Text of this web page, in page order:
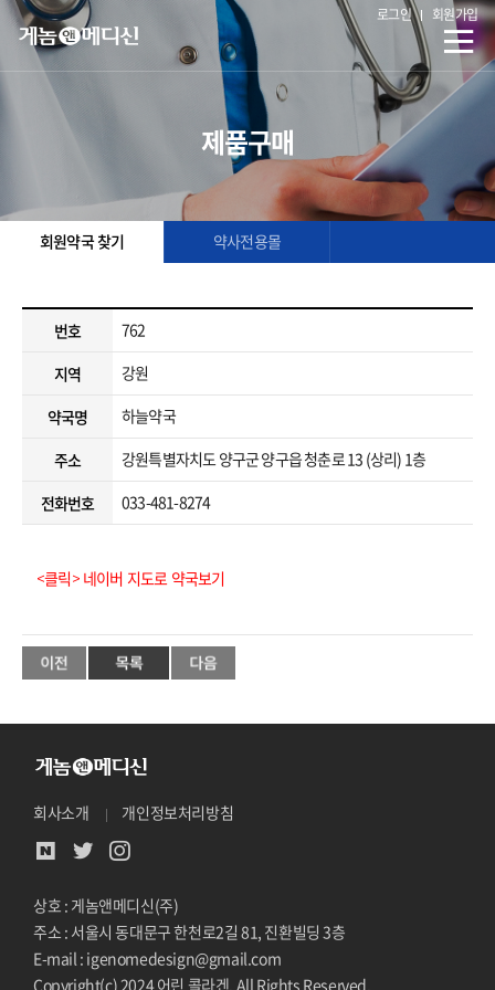
로그인 회원가입
제품구매
회원약국 찾기 약사전용몰
번호
762
지역
강원
약국명
하늘약국
주소
강원특별자치도 양구군 양구읍 청춘로 13 (상리) 1층
전화번호
033-481-8274
<클릭> 네이버 지도로 약국보기
회사소개 개인정보처리방침
상호 : 게놈앤메디신(주)
주소 : 서울시 동대문구 한천로2길 81, 진환빌딩 3층
E-mail : igenomedesign@gmail.com
Copyright(c) 2024 어린 콜라겐. All Rights Reserved.